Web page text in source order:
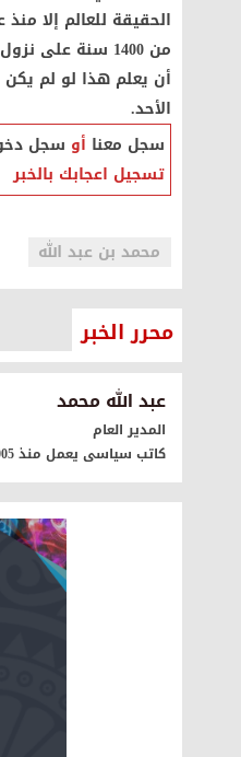
الحقيقة للعالم إلا
من 1400 سنة
أن يعلم هذا لو لم يكن
الأحد.
سجل معنا أو سجل
تسجيل اعجابك بالخبر
محمد بن عبد الله
محرر الخبر
عبد الله محمد
المدير العام
كاتب سياسى يعمل منذ 2005 فى جريده الاهرام